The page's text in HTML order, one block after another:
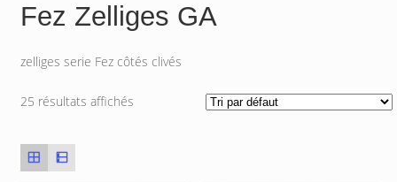
Fez Zelliges GA
zelliges serie Fez côtés clivés
25 résultats affichés